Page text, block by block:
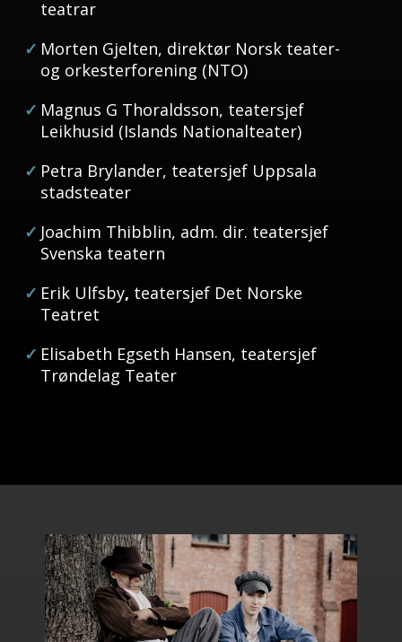
teatrar
Morten Gjelten, direktør Norsk teater-
og orkesterforening (NTO)
Magnus G Thoraldsson, teatersjef
Leikhusid (Islands Nationalteater)
Petra Brylander, teatersjef Uppsala
stadsteater
Joachim Thibblin, adm. dir. teatersjef
Svenska teatern
Erik Ulfsby, teatersjef Det Norske
Teatret
Elisabeth Egseth Hansen, teatersjef
Trøndelag Teater